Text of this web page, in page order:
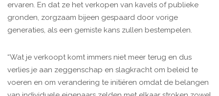
ervaren. En dat ze het verkopen van kavels of publieke
gronden, zorgzaam bijeen gespaard door vorige
generaties, als een gemiste kans zullen bestempelen.
“Wat je verkoopt komt immers niet meer terug en dus
verlies je aan zeggenschap en slagkracht om beleid te
voeren en om verandering te initiëren omdat de belangen